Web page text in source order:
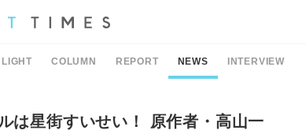
COLUMN REPORT NEWS INTERVIEW
は星街すいせい！ 原作者・高山一